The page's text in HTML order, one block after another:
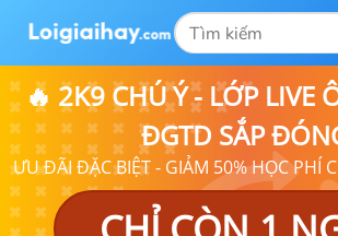
🔥 2K9 CHÚ Ý - LỚP LIVE
ĐGTD SẮP
ƯU ĐÃI ĐẶC BIỆT - GIẢM 50% HỌC PHÍ